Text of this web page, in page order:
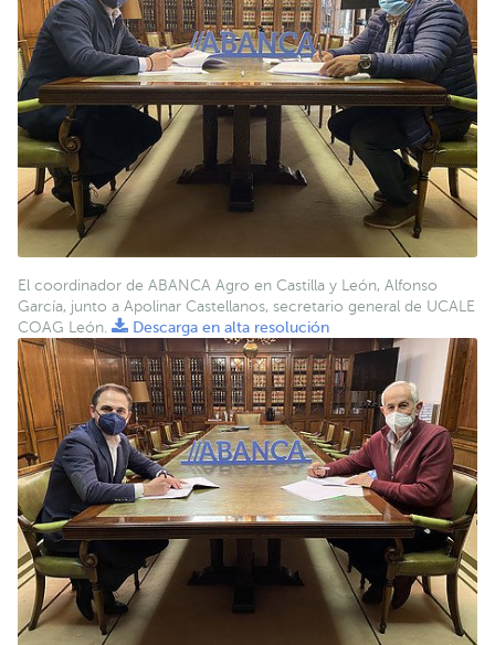
El coordinador de ABANCA Agro en Castilla y León, Alfonso
García, junto a Apolinar Castellanos, secretario general de UCALE
COAG León.
Descarga en alta resolución